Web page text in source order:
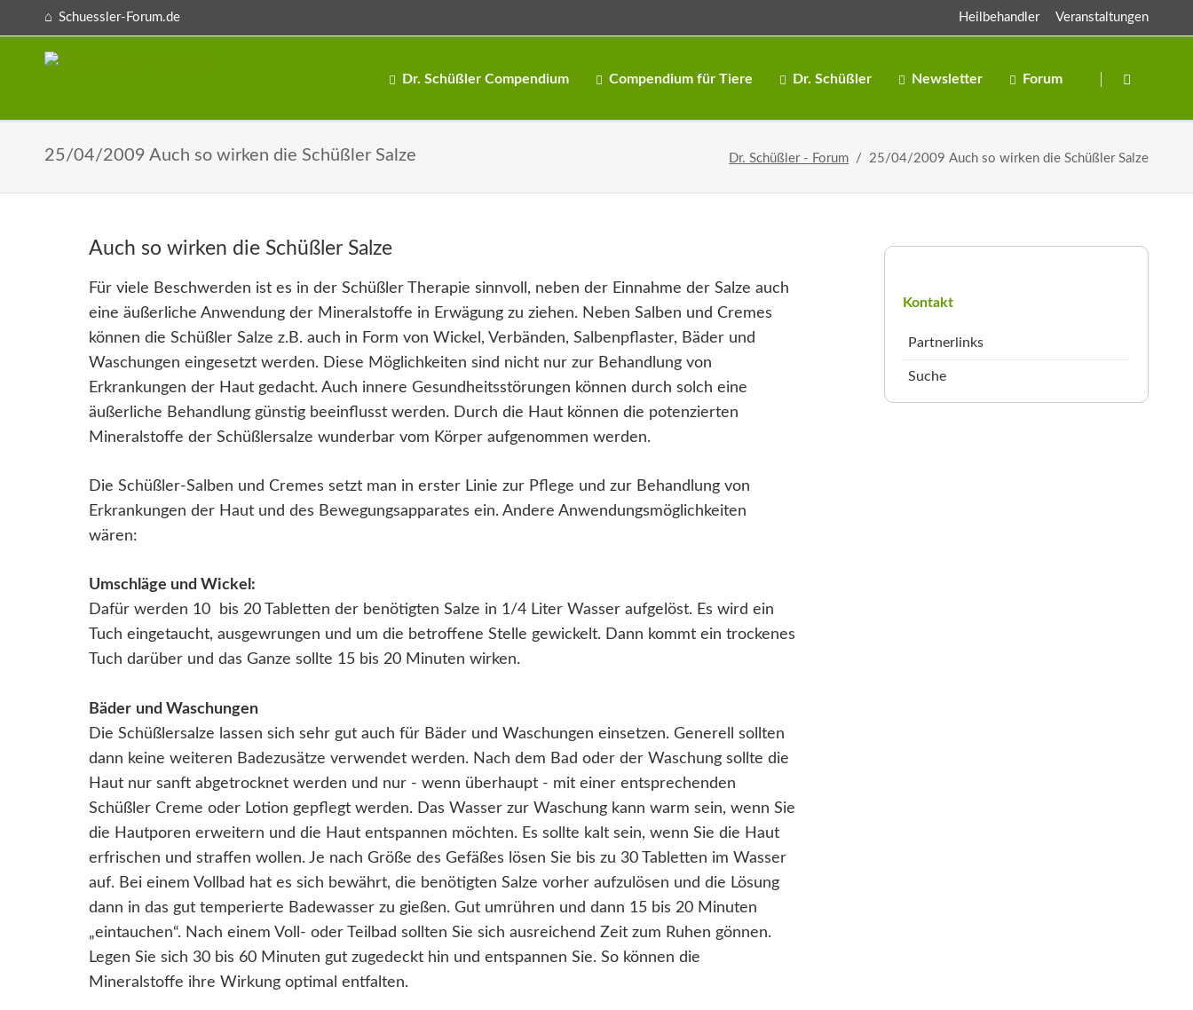
Schuessler-Forum.de Heilbehandler Veranstaltungen
überspringen
Dr. Schüßler Compendium Compendium für Tiere Dr. Schüßler
Salben
Newsletter Forum
25/04/2009 Auch so wirken die Schüßler Salze Dr. Schüßler - Forum 25/04/2009 Auch so wirken die Schüßler Salze
Auch so wirken die Schüßler Salze
Für viele Beschwerden ist es in der Schüßler Therapie sinnvoll, neben der Einnahme der Salze auch
eine äußerliche Anwendung der Mineralstoffe in Erwägung zu ziehen. Neben Salben und Cremes
können die Schüßler Salze z.B. auch in Form von Wickel, Verbänden, Salbenpflaster, Bäder und
Waschungen eingesetzt werden. Diese Möglichkeiten sind nicht nur zur Behandlung von
Erkrankungen der Haut gedacht. Auch innere Gesundheitsstörungen können durch solch eine
äußerliche Behandlung günstig beeinflusst werden. Durch die Haut können die potenzierten
Mineralstoffe der Schüßlersalze wunderbar vom Körper aufgenommen werden.
Die Schüßler-Salben und Cremes setzt man in erster Linie zur Pflege und zur Behandlung von
Erkrankungen der Haut und des Bewegungsapparates ein. Andere Anwendungsmöglichkeiten
wären:
Umschläge und Wickel:
Dafür werden 10 bis 20 Tabletten der benötigten Salze in 1/4 Liter Wasser aufgelöst. Es wird ein
Tuch eingetaucht, ausgewrungen und um die betroffene Stelle gewickelt. Dann kommt ein trockenes
Tuch darüber und das Ganze sollte 15 bis 20 Minuten wirken.
Bäder und Waschungen
Die Schüßlersalze lassen sich sehr gut auch für Bäder und Waschungen einsetzen. Generell sollten
dann keine weiteren Badezusätze verwendet werden. Nach dem Bad oder der Waschung sollte die
Haut nur sanft abgetrocknet werden und nur - wenn überhaupt - mit einer entsprechenden
Schüßler Creme oder Lotion gepflegt werden. Das Wasser zur Waschung kann warm sein, wenn Sie
die Hautporen erweitern und die Haut entspannen möchten. Es sollte kalt sein, wenn Sie die Haut
erfrischen und straffen wollen. Je nach Größe des Gefäßes lösen Sie bis zu 30 Tabletten im Wasser
auf. Bei einem Vollbad hat es sich bewährt, die benötigten Salze vorher aufzulösen und die Lösung
dann in das gut temperierte Badewasser zu gießen. Gut umrühren und dann 15 bis 20 Minuten
„eintauchen“. Nach einem Voll- oder Teilbad sollten Sie sich ausreichend Zeit zum Ruhen gönnen.
Legen Sie sich 30 bis 60 Minuten gut zugedeckt hin und entspannen Sie. So können die
Mineralstoffe ihre Wirkung optimal entfalten.
überspringen
Kontakt
Partnerlinks
Suche